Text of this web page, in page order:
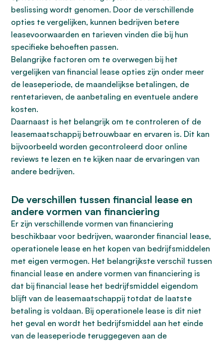
beslissing wordt genomen. Door de verschillende
opties te vergelijken, kunnen bedrijven betere
leasevoorwaarden en tarieven vinden die bij hun
specifieke behoeften passen.
Belangrijke factoren om te overwegen bij het
vergelijken van financial lease opties zijn onder meer
de leaseperiode, de maandelijkse betalingen, de
rentetarieven, de aanbetaling en eventuele andere
kosten.
Daarnaast is het belangrijk om te controleren of de
leasemaatschappij betrouwbaar en ervaren is. Dit kan
bijvoorbeeld worden gecontroleerd door online
reviews te lezen en te kijken naar de ervaringen van
andere bedrijven.
De verschillen tussen financial lease en
andere vormen van financiering
Er zijn verschillende vormen van financiering
beschikbaar voor bedrijven, waaronder financial lease,
operationele lease en het kopen van bedrijfsmiddelen
met eigen vermogen. Het belangrijkste verschil tussen
financial lease en andere vormen van financiering is
dat bij financial lease het bedrijfsmiddel eigendom
blijft van de leasemaatschappij totdat de laatste
betaling is voldaan. Bij operationele lease is dit niet
het geval en wordt het bedrijfsmiddel aan het einde
van de leaseperiode teruggegeven aan de